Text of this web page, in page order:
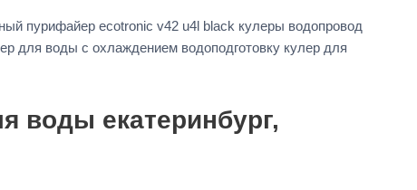
пурифайер ecotronic v42 u4l black кулеры водопровод
для воды с охлаждением водоподготовку кулер для
воды екатеринбург,